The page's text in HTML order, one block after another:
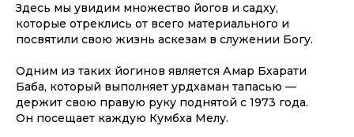
Здесь мы увидим множество йогов и садху,
которые отреклись от всего материального и
посвятили свою жизнь аскезам в служении Богу.
Одним из таких йогинов является Амар Бхарати
Баба, который выполняет урдхаман тапасью —
держит свою правую руку поднятой с 1973 года.
Он посещает каждую Кумбха Мелу.